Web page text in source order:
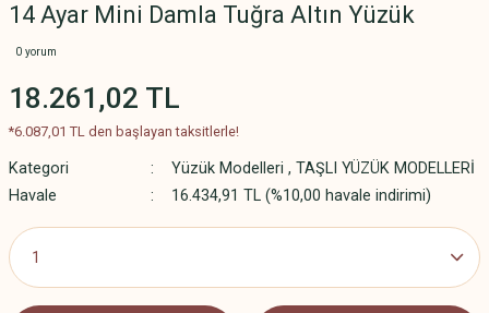
14 Ayar Mini Damla Tuğra Altın Yüzük
0 yorum
18.261,02 TL
*6.087,01 TL den başlayan taksitlerle!
Kategori Yüzük Modelleri , TAŞLI YÜZÜK MODELLERİ
Havale
16.434,91 TL (%10,00 havale indirimi)